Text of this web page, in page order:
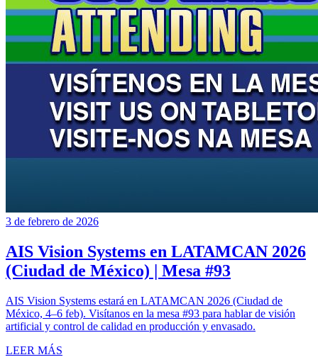
3 de febrero de 2026
AIS Vision Systems en LATAMCAN 2026
(Ciudad de México) | Mesa #93
AIS Vision Systems estará en LATAMCAN 2026 (Ciudad de
México, 4–6 feb). Visítanos en la mesa #93 para hablar de visión
artificial y control de calidad en producción y envasado.
LEER MÁS